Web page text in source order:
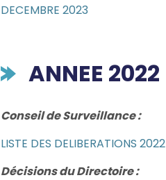
DECEMBRE 2023
ANNEE 2022
Conseil de Surveillance :
LISTE DES DELIBERATIONS 2022
Décisions du Directoire :